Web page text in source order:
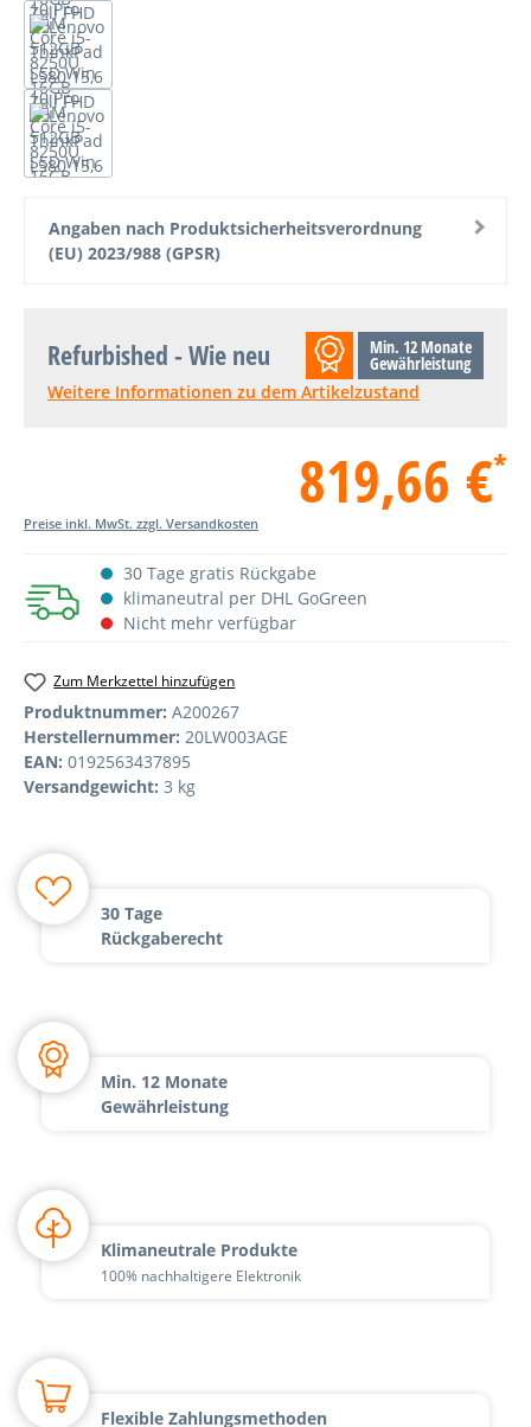
Angaben nach Produktsicherheitsverordnung
(EU) 2023/988 (GPSR)
Refurbished - Wie neu Min. 12 Monate
Gewährleistung
Weitere Informationen zu dem Artikelzustand
819,66 €*
Preise inkl. MwSt. zzgl. Versandkosten
30 Tage gratis Rückgabe
klimaneutral per DHL GoGreen
Nicht mehr verfügbar
Zum Merkzettel hinzufügen
Produktnummer: A200267
Herstellernummer: 20LW003AGE
EAN: 0192563437895
Versandgewicht: 3 kg
30 Tage
Rückgaberecht
Min. 12 Monate
Gewährleistung
Klimaneutrale Produkte
100% nachhaltigere Elektronik
Flexible Zahlungsmethoden